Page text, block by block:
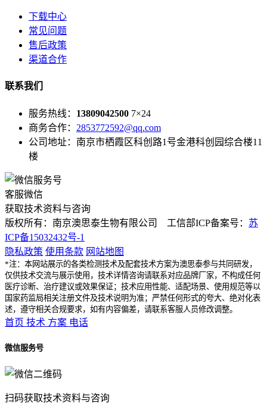
下载中心
常见问题
售后政策
渠道合作
联系我们
服务热线： 13809042500 7×24
商务合作： 2853772592@qq.com
公司地址：南京市栖霞区科创路1号金港科创园综合楼11
楼
客服微信
获取技术资料与咨询
版权所有：南京澳思泰生物有限公司 工信部ICP备案号： 苏
ICP备15032432号-1
隐私政策 使用条款 网站地图
*注：本网站展示的各类检测技术及配套技术方案为澳思泰参与共同研发，
仅供技术交流与展示使用，技术详情咨询请联系对应品牌厂家，不构成任何
医疗诊断、治疗建议或效果保证；技术应用性能、适配场景、使用规范等以
国家药监局相关注册文件及技术说明为准；严禁任何形式的夸大、绝对化表
述，遵守相关合规要求，如有内容偏差，请联系客服人员修改调整。
首页 技术 方案 电话
微信服务号
扫码获取技术资料与咨询